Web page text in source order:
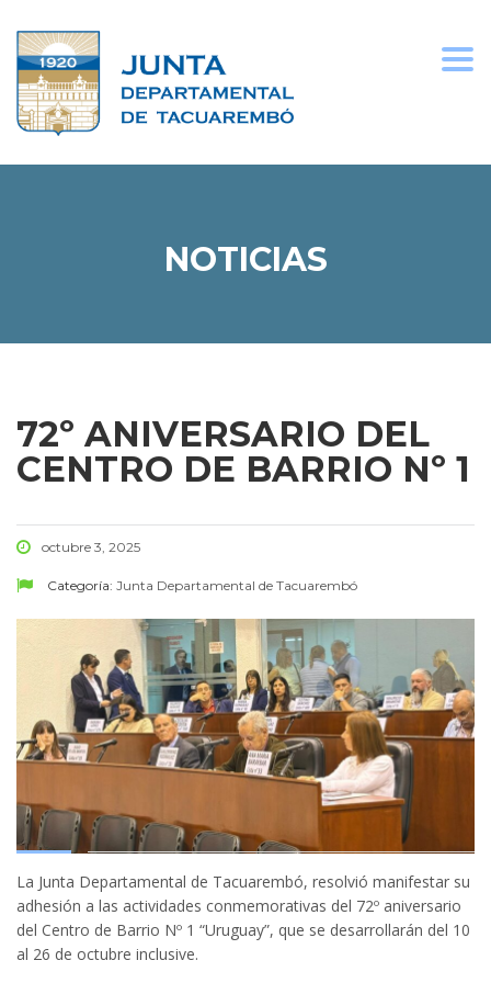
NOTICIAS
72º ANIVERSARIO DEL
CENTRO DE BARRIO Nº 1
octubre 3, 2025
Categoría: Junta Departamental de Tacuarembó
La Junta Departamental de Tacuarembó, resolvió manifestar su
adhesión a las actividades conmemorativas del 72º aniversario
del Centro de Barrio Nº 1 “Uruguay”, que se desarrollarán del 10
al 26 de octubre inclusive.